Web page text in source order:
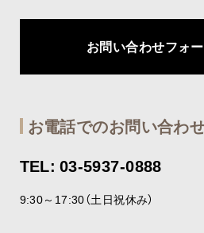
お問い合わせフォ
お電話でのお問い合わ
TEL: 03-5937-0888
9:30～17:30（土日祝休み）